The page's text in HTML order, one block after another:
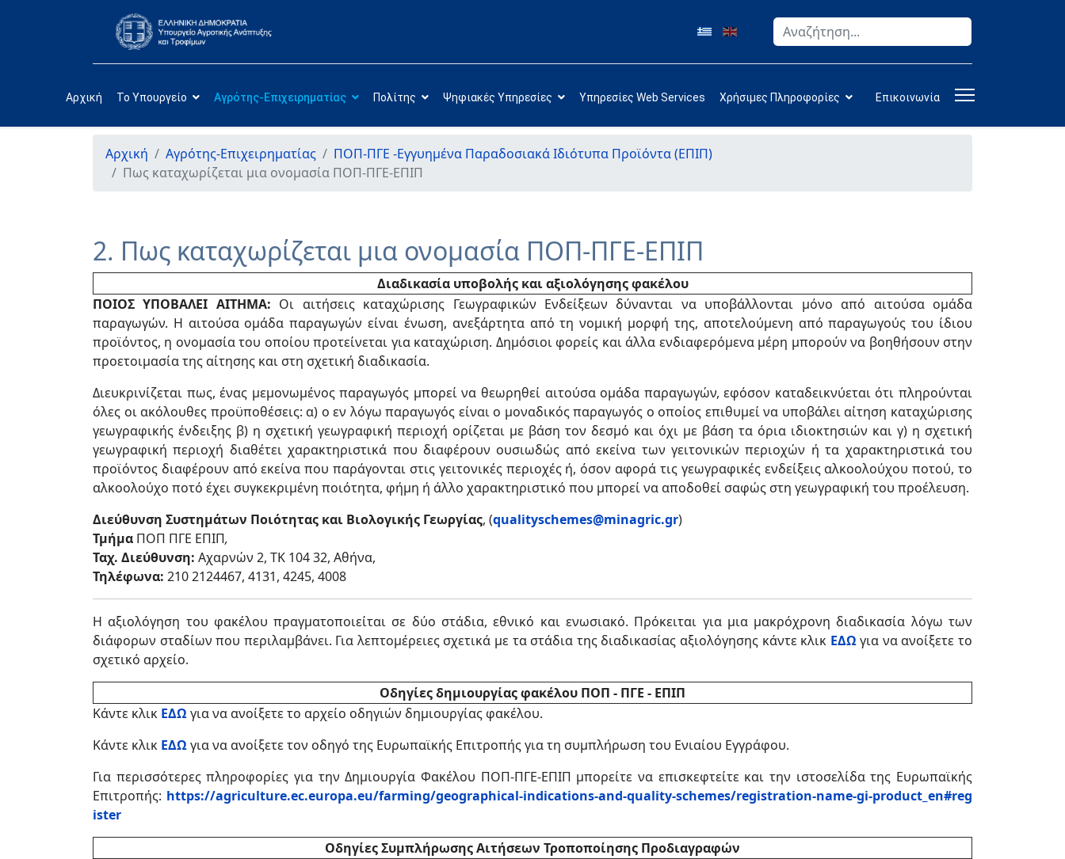
Αναζήτηση
Αρχική Το Υπουργείο Αγρότης-Επιχειρηματίας Πολίτης Ψηφιακές Υπηρεσίες Υπηρεσίες Web Services Χρήσιμες Πληροφορίες Επικοινωνία
Αρχική Αγρότης-Επιχειρηματίας
ΠΟΠ-ΠΓΕ -Εγγυημένα Παραδοσιακά Ιδιότυπα Προϊόντα (ΕΠΙΠ)
Πως καταχωρίζεται μια ονομασία ΠΟΠ-ΠΓΕ-ΕΠΙΠ
2. Πως καταχωρίζεται μια ονομασία ΠΟΠ-ΠΓΕ-ΕΠΙΠ
Διαδικασία υποβολής και αξιολόγησης φακέλου
ΠΟΙΟΣ ΥΠΟΒΑΛΕΙ ΑΙΤΗΜΑ: Οι αιτήσεις καταχώρισης Γεωγραφικών Ενδείξεων δύνανται να υποβάλλονται μόνο από αιτούσα ομάδα
παραγωγών. Η αιτούσα ομάδα παραγωγών είναι ένωση, ανεξάρτητα από τη νομική μορφή της, αποτελούμενη από παραγωγούς του ίδιου
προϊόντος, η ονομασία του οποίου προτείνεται για καταχώριση. Δημόσιοι φορείς και άλλα ενδιαφερόμενα μέρη μπορούν να βοηθήσουν στην
προετοιμασία της αίτησης και στη σχετική διαδικασία.
Διευκρινίζεται πως, ένας μεμονωμένος παραγωγός μπορεί να θεωρηθεί αιτούσα ομάδα παραγωγών, εφόσον καταδεικνύεται ότι πληρούνται
όλες οι ακόλουθες προϋποθέσεις: α) ο εν λόγω παραγωγός είναι ο μοναδικός παραγωγός ο οποίος επιθυμεί να υποβάλει αίτηση καταχώρισης
γεωγραφικής ένδειξης β) η σχετική γεωγραφική περιοχή ορίζεται με βάση τον δεσμό και όχι με βάση τα όρια ιδιοκτησιών και γ) η σχετική
γεωγραφική περιοχή διαθέτει χαρακτηριστικά που διαφέρουν ουσιωδώς από εκείνα των γειτονικών περιοχών ή τα χαρακτηριστικά του
προϊόντος διαφέρουν από εκείνα που παράγονται στις γειτονικές περιοχές ή, όσον αφορά τις γεωγραφικές ενδείξεις αλκοολούχου ποτού, το
αλκοολούχο ποτό έχει συγκεκριμένη ποιότητα, φήμη ή άλλο χαρακτηριστικό που μπορεί να αποδοθεί σαφώς στη γεωγραφική του προέλευση.
Διεύθυνση Συστημάτων Ποιότητας και Βιολογικής Γεωργίας, (qualityschemes@minagric.gr)
Τμήμα ΠΟΠ ΠΓΕ ΕΠΙΠ,
Ταχ. Διεύθυνση: Αχαρνών 2, ΤΚ 104 32, Αθήνα,
Τηλέφωνα: 210 2124467, 4131, 4245, 4008
Η αξιολόγηση του φακέλου πραγματοποιείται σε δύο στάδια, εθνικό και ενωσιακό. Πρόκειται για μια μακρόχρονη διαδικασία λόγω των
διάφορων σταδίων που περιλαμβάνει. Για λεπτομέρειες σχετικά με τα στάδια της διαδικασίας αξιολόγησης κάντε κλικ ΕΔΩγια να ανοίξετε το
σχετικό αρχείο.
Οδηγίες δημιουργίας φακέλου ΠΟΠ - ΠΓΕ - ΕΠΙΠ
Κάντε κλικ ΕΔΩγια να ανοίξετε το αρχείο οδηγιών δημιουργίας φακέλου.
Κάντε κλικ ΕΔΩγια να ανοίξετε τον οδηγό της Ευρωπαϊκής Επιτροπής για τη συμπλήρωση του Ενιαίου Εγγράφου.
Για περισσότερες πληροφορίες για την Δημιουργία Φακέλου ΠΟΠ-ΠΓΕ-ΕΠΙΠ μπορείτε να επισκεφτείτε και την ιστοσελίδα της Ευρωπαϊκής
Επιτροπής: https://agriculture.ec.europa.eu/farming/geographical-indications-and-quality-schemes/registration-name-gi-product_en#reg
ister
Οδηγίες Συμπλήρωσης Αιτήσεων Τροποποίησης Προδιαγραφών